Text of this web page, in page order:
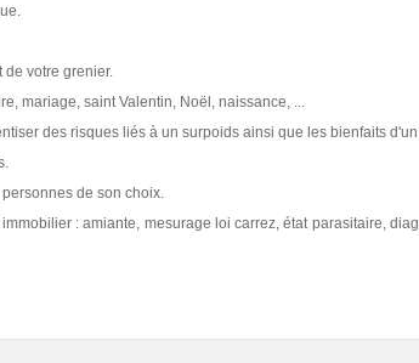
de votre grenier.
mariage, saint Valentin, Noël, naissance, ...
des risques liés à un surpoids ainsi que les bienfaits
de son choix.
: amiante, mesurage loi carrez, état parasitaire,